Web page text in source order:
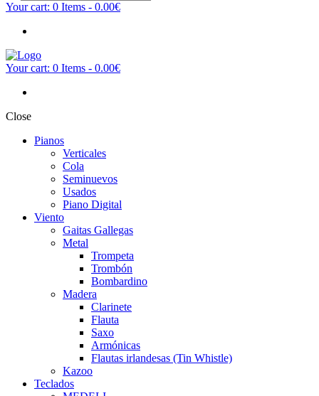
Your cart: 0 Items - 0.00€
Your cart: 0 Items - 0.00€
Close
Pianos
Verticales
Cola
Seminuevos
Usados
Piano Digital
Viento
Gaitas Gallegas
Metal
Trompeta
Trombón
Bombardino
Madera
Clarinete
Flauta
Saxo
Armónicas
Flautas irlandesas (Tin Whistle)
Kazoo
Teclados